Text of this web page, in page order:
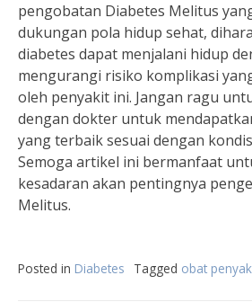
pengobatan Diabetes Melitus
dukungan pola hidup sehat,
diabetes dapat menjalani hidup
mengurangi risiko komplikasi
oleh penyakit ini. Jangan ragu
dengan dokter untuk
yang terbaik sesuai dengan
Semoga artikel ini bermanfaat
kesadaran akan pentingnya
Melitus.
Posted in Diabetes Tagged obat